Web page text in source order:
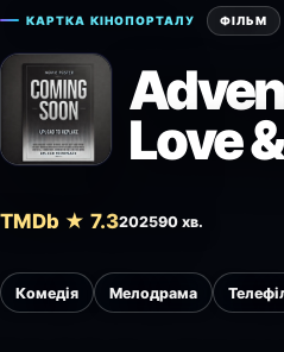
КАРТКА КІНОПОРТАЛУ ФІЛЬМ
Love
TMDb ★ 7.3202590 хв.
Комедія Мелодрама